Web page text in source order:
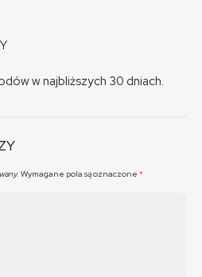
w najbliższych 30 dniach.
Wymagane pola są oznaczone *